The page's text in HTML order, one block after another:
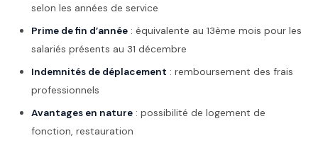
selon les années de service
Prime de fin d’année : équivalente au 13ème mois pour les
salariés présents au 31 décembre
Indemnités de déplacement : remboursement des frais
professionnels
Avantages en nature : possibilité de logement de
fonction, restauration